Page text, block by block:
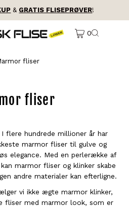
& GRATIS FLISEPRØVER!
0
fliser
fliser
flere hundrede millioner år har
marmor fliser til gulve og
elegance. Med en perlerække af
marmor fliser og klinker skabe
andre materialer kan efterligne.
vi ikke ægte marmor klinker,
fliser med marmor look, som er